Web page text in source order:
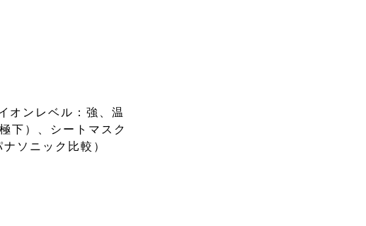
オンレベル：強、温
下）、シートマスク
ソニック比較）